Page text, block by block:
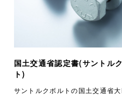
国土交通省認定書(サントル
ト)
サントルクボルトの国土交通省